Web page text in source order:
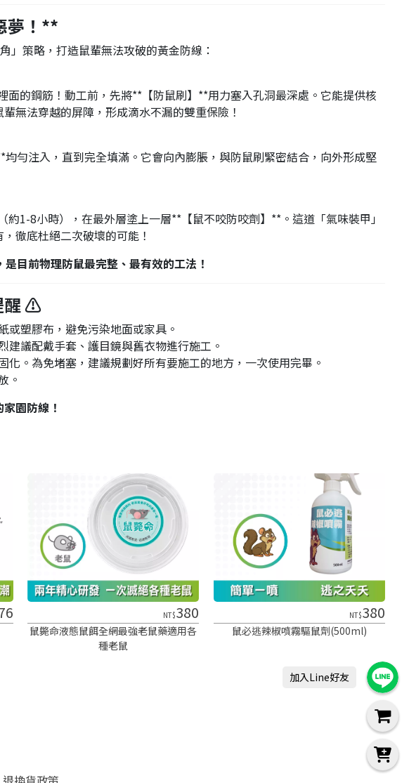
夢！**
」策略，打造鼠輩無法攻破的黃金防線：
面的鋼筋！動工前，先將**【防鼠刷】**用力塞入孔洞最深處。它能提供核
無法穿越的屏障，形成滴水不漏的雙重保險！
勻注入，直到完全填滿。它會向內膨脹，與防鼠刷緊密結合，向外形成堅
約1-8小時），在最外層塗上一層**【鼠不咬防咬劑】**。這道「氣味裝甲」
徹底杜絕二次破壞的可能！
目前物理防鼠最完整、最有效的工法！
醒 ⚠️
或塑膠布，避免污染地面或家具。
議配戴手套、護目鏡與舊衣物進行施工。
。為免堵塞，建議規劃好所有要施工的地方，一次使用完畢。
。
園防線！
NT$380
鼠斃命液態鼠餌全網最強老鼠藥適用各
種老鼠
NT$380
鼠必逃辣椒噴霧驅鼠劑(500ml)
加入Line好友